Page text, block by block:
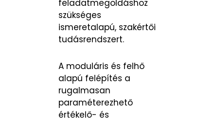
feladatmegoldáshoz
szükséges
ismeretalapú, szakértői
tudásrendszert.
A moduláris és felhő
alapú felépítés a
rugalmasan
paraméterezhető
értékelő- és